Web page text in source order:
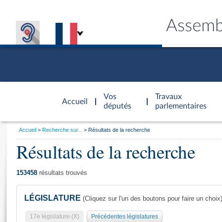
Accueil
d'accueil
Vos
députés
Travaux
parlementaires
Général
Vous
Accueil Recherche sur... Résultats de la recherche
Résultats de la recherche
153458 résultats trouvés
LÉGISLATURE (Cliquez sur l'un des boutons pour faire un choix)
17e législature (X) Précédentes législatures